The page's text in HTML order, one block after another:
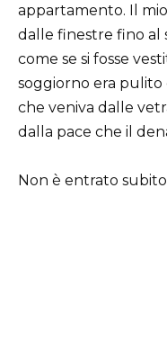
appartamento. Il
dalle finestre fino al
come se si fosse
soggiorno era pulito
che veniva dalle
dalla pace che il
Non è entrato